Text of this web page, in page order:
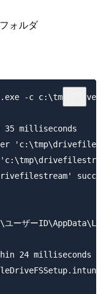
ォルダ
-c
35 milliseconds
ーザー
24 milliseconds